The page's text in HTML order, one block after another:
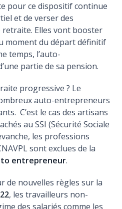
pour ce dispositif continue
et de verser des
retraite. Elles vont booster
moment du départ définitif
temps, l’auto-
partie de sa pension.
progressive ? Le
auto-entrepreneurs
C’est le cas des artisans
au SSI (Sécurité Sociale
les professions
sont exclues de la
entrepreneur.
de nouvelles règles sur la
, les travailleurs non-
des salariés comme les